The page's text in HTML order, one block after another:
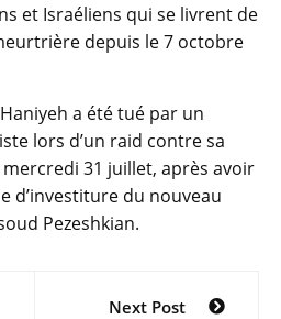
et Israéliens qui se livrent de
depuis le 7 octobre
a été tué par un
lors d’un raid contre sa
31 juillet, après avoir
d’investiture du nouveau
Pezeshkian.
Next Post